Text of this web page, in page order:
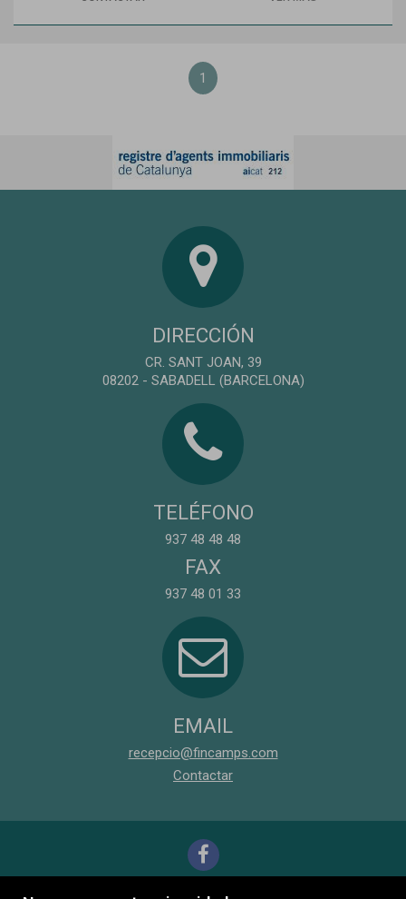
1
DIRECCIÓN
CR. SANT JOAN, 39
08202 - SABADELL (BARCELONA)
TELÉFONO
937 48 48 48
FAX
937 48 01 33
EMAIL
recepcio@fincamps.com
Contactar